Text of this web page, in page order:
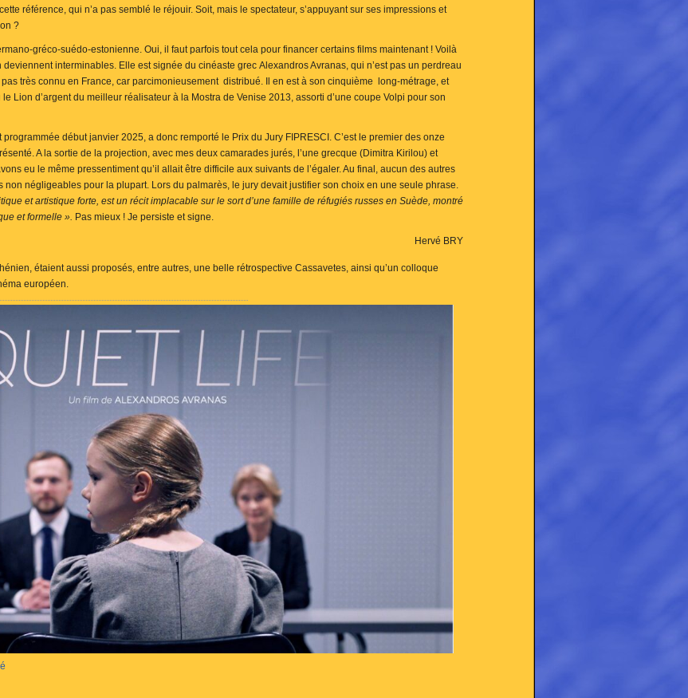
référence, qui n’a pas semblé le réjouir. Soit, mais le spectateur, s’appuyant sur ses impressions et
?
gréco-suédo-estonienne. Oui, il faut parfois tout cela pour financer certains films maintenant ! Voilà
interminables. Elle est signée du cinéaste grec Alexandros Avranas, qui n’est pas un perdreau
pas très connu en France, car parcimonieusement distribué. Il en est à son cinquième long-métrage, et
le Lion d’argent du meilleur réalisateur à la Mostra de Venise 2013, assorti d’une coupe Volpi pour son
programmée début janvier 2025, a donc remporté le Prix du Jury FIPRESCI. C’est le premier des onze
A la sortie de la projection, avec mes deux camarades jurés, l’une grecque (Dimitra Kirilou) et
eu le même pressentiment qu’il allait être difficile aux suivants de l’égaler. Au final, aucun des autres
non négligeables pour la plupart. Lors du palmarès, le jury devait justifier son choix en une seule phrase.
et artistique forte, est un récit implacable sur le sort d’une famille de réfugiés russes en Suède, montré
et formelle ». Pas mieux ! Je persiste et signe.
Hervé BRY
étaient aussi proposés, entre autres, une belle rétrospective Cassavetes, ainsi qu’un colloque
européen.